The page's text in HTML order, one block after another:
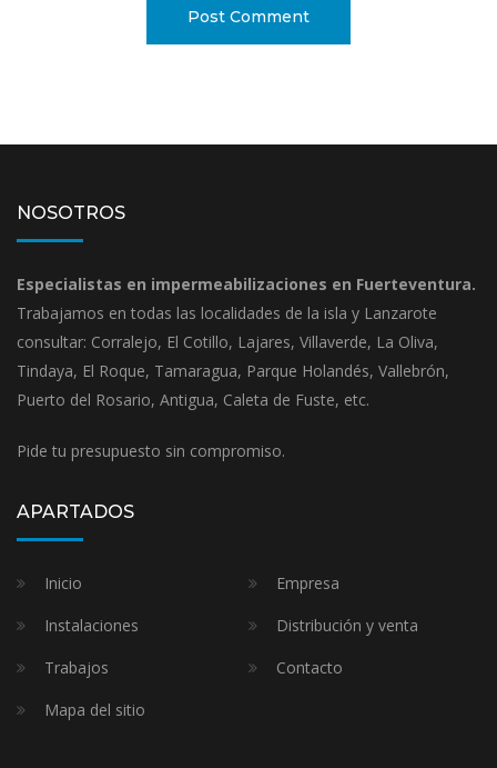
NOSOTROS
Especialistas en impermeabilizaciones en Fuerteventura.
Trabajamos en todas las localidades de la isla y Lanzarote
consultar: Corralejo, El Cotillo, Lajares, Villaverde, La Oliva,
Tindaya, El Roque, Tamaragua, Parque Holandés, Vallebrón,
Puerto del Rosario, Antigua, Caleta de Fuste, etc.
Pide tu presupuesto sin compromiso.
APARTADOS
Inicio
Empresa
Instalaciones
Distribución y venta
Trabajos
Contacto
Mapa del sitio